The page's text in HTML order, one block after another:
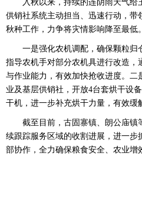
入秋以来，持续的连阴雨天气给
供销社系统主动担当、迅速行动，
秋种工作，力争将灾情影响降至最低
一是强化农机调配，确保颗粒归
指导农机手对部分农机具进行改造，
与作业能力，有效加快抢收进度。 二
业及基层供销社，开放4台套烘干设
干机，进一步补充烘干力量，有效
截至目前，古固寨镇、朗公庙镇
续跟踪服务区域的收割进展，进一
部协作，全力确保粮食安全、农业